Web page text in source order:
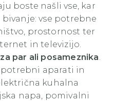
boste našli vse, kar
vse potrebne
prostornost ter
in televizijo.
par ali posameznika
aparati in
kuhalna
napa, pomivalni